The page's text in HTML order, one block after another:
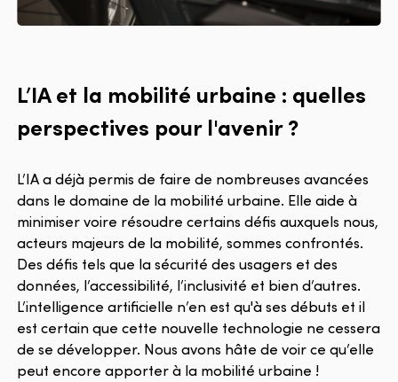
L’IA et la mobilité urbaine : quelles
perspectives pour l'avenir ?
L’IA a déjà permis de faire de nombreuses avancées
dans le domaine de la mobilité urbaine. Elle aide à
minimiser voire résoudre certains défis auxquels nous,
acteurs majeurs de la mobilité, sommes confrontés.
Des défis tels que la sécurité des usagers et des
données, l’accessibilité, l’inclusivité et bien d’autres.
L’intelligence artificielle n’en est qu'à ses débuts et il
est certain que cette nouvelle technologie ne cessera
de se développer. Nous avons hâte de voir ce qu’elle
peut encore apporter à la mobilité urbaine !